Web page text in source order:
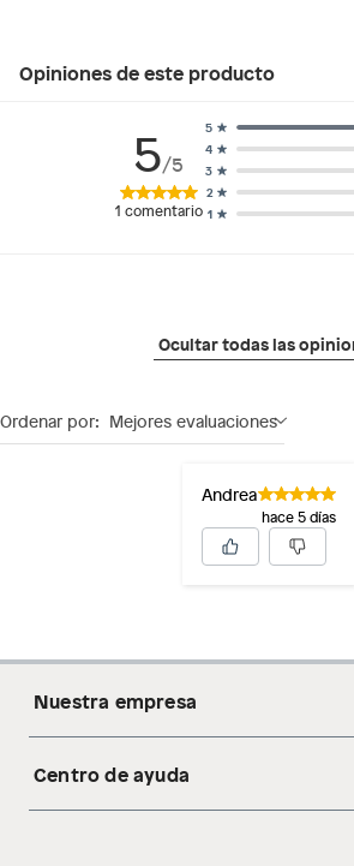
Opiniones de este producto
5/5
1 comentario 1
2
3
4
5
Ocultar todas las
Ordenar por: Mejores evaluaciones
Andrea
hace 5 días
Nuestra empresa
Acerca de nosotros
Centro de ayuda